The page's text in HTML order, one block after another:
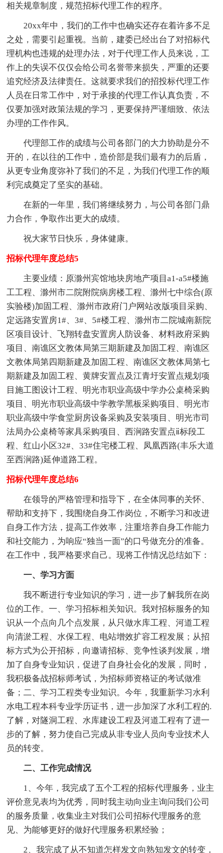
相关规章制度，规范招标代理工作的程序。
20xx年中，我们的工作中也确实还存在着许多不足
之处，需要引起重视。当前，建委已经出台了对招标代
理机构也违规的处理办法，对于代理工作人员来说，工
作上的失误不仅仅会给公司名誉带来损失，严重的还要
追究经济及法律责任。这就要求我们的招投标代理工作
人员在日常工作中，对于承接的代理工作认真负责，不
仅要加强对政策法规的学习，更要保持严谨细致、依法
办理的工作作风。
代理部工作的成绩与公司各部门的大力协助是分不
开的，在以往的工作中，造价部是我们最有力的后盾，
从更专业角度弥补了我们的不足，为我们代理工作的顺
利完成奠定了坚实的基础。
在新的一年里，我们将继续努力，与公司各部门鼎
力合作，争取作出更大的成绩。
祝大家节日快乐，身体健康。
招标代理年度总结5
主要业绩：原滁州宾馆地块房地产项目a1-a5#楼施
工工程、滁州市二院附院病房楼工程、滁州七中综合(原
实验楼)加固工程、滁州市政府门户网站改版项目采购、
定远路安置房1#、3#、5#楼工程、滁州市二院城南新院
区项目设计、飞翔转盘安置房人防设备、材料政府采购
项目、南谯区文教体局第三期新建及加固工程、南谯区
文教体局第四期新建及加固工程、南谯区文教体局第七
期新建及加固工程、黄牌安置点及江青圩安置点规划项
目施工图设计工程、明光市职业高级中学办公桌椅采购
项目、明光市职业高级中学教学黑板采购项目、明光市
职业高级中学食堂厨房设备采购及安装项目、明光市司
法局办公桌椅等家具采购项目、西涧路安置点ⅱ标段工
程、红山小区32#、33#住宅楼工程、凤凰西路(丰乐大道
至西涧路)延伸道路工程。
招标代理年度总结6
在领导的严格管理和指导下，在全体同事的关怀、
帮助和支持下，我围绕自身工作岗位，不断学习和改进
自身工作方法，提高工作效率，注重培养自身工作能力
和社交能力，为响应“独当一面”的口号做充分的准备。
在工作中，我严格要求自己。现将工作情况总结如下：
一、学习方面
我不断进行专业知识的学习，进一步了解我所在岗
位的工作。一、学习招标相关知识。我对招标服务的知
识从一个点向几个点发展，从只做水库工程、河道工程
向清淤工程、水保工程、电站增效扩容工程发展；从招
标方式为公开招标，向邀请招标、竞争性谈判发展，增
加了自身专业知识，促进了自身社会化的发展，同时，
我积极备战招标师考试，为招标师资格证的考试做准
备；二、学习工程类专业知识。今年，我重新学习水利
水电工程本科专业学历证书，进一步加深了水利工程的.
了解，对隧洞工程、水库建设工程及河道工程有了进一
步的了解，努力使自己完成从非专业人员向专业技术人
员的转变。
二、工作完成情况
1、今年，我完成了五个工程的招标代理服务，业主
评价意见表均为优秀，同时我主动向业主询问我们公司
的服务质量，收集业主对我们公司招标代理服务的意
见、为能够更好的做好代理服务积累经验；
2、我完成了从不知道怎样发文向熟知发文的转变，